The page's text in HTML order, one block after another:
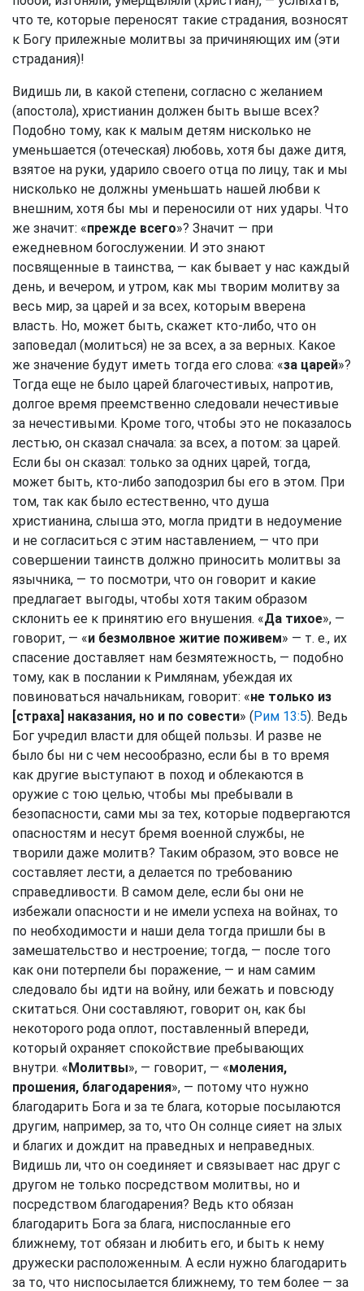
что те, которые переносят такие страдания, возносят
к Богу прилежные молитвы за причиняющих им (эти
страдания)!
Видишь ли, в какой степени, согласно с желанием
(апостола), христианин должен быть выше всех?
Подобно тому, как к малым детям нисколько не
уменьшается (отеческая) любовь, хотя бы даже дитя,
взятое на руки, ударило своего отца по лицу, так и мы
нисколько не должны уменьшать нашей любви к
внешним, хотя бы мы и переносили от них удары. Что
же значит: «прежде всего»? Значит — при
ежедневном богослужении. И это знают
посвященные в таинства, — как бывает у нас каждый
день, и вечером, и утром, как мы творим молитву за
весь мир, за царей и за всех, которым вверена
власть. Но, может быть, скажет кто-либо, что он
заповедал (молиться) не за всех, а за верных. Какое
же значение будут иметь тогда его слова: «за царей»?
Тогда еще не было царей благочестивых, напротив,
долгое время преемственно следовали нечестивые
за нечестивыми. Кроме того, чтобы это не показалось
лестью, он сказал сначала: за всех, а потом: за царей.
Если бы он сказал: только за одних царей, тогда,
может быть, кто-либо заподозрил бы его в этом. При
том, так как было естественно, что душа
христианина, слыша это, могла придти в недоумение
и не согласиться с этим наставлением, — что при
совершении таинств должно приносить молитвы за
язычника, — то посмотри, что он говорит и какие
предлагает выгоды, чтобы хотя таким образом
склонить ее к принятию его внушения. «Да тихое», —
говорит, — «и безмолвное житие поживем» — т. е., их
спасение доставляет нам безмятежность, — подобно
тому, как в послании к Римлянам, убеждая их
повиноваться начальникам, говорит: «не только из
[страха] наказания, но и по совести» (Рим 13:5). Ведь
Бог учредил власти для общей пользы. И разве не
было бы ни с чем несообразно, если бы в то время
как другие выступают в поход и облекаются в
оружие с тою целью, чтобы мы пребывали в
безопасности, сами мы за тех, которые подвергаются
опасностям и несут бремя военной службы, не
творили даже молитв? Таким образом, это вовсе не
составляет лести, а делается по требованию
справедливости. В самом деле, если бы они не
избежали опасности и не имели успеха на войнах, то
по необходимости и наши дела тогда пришли бы в
замешательство и нестроение; тогда, — после того
как они потерпели бы поражение, — и нам самим
следовало бы идти на войну, или бежать и повсюду
скитаться. Они составляют, говорит он, как бы
некоторого рода оплот, поставленный впереди,
который охраняет спокойствие пребывающих
внутри. «Молитвы», — говорит, — «моления,
прошения, благодарения», — потому что нужно
благодарить Бога и за те блага, которые посылаются
другим, например, за то, что Он солнце сияет на злых
и благих и дождит на праведных и неправедных.
Видишь ли, что он соединяет и связывает нас друг с
другом не только посредством молитвы, но и
посредством благодарения? Ведь кто обязан
благодарить Бога за блага, ниспосланные его
ближнему, тот обязан и любить его, и быть к нему
дружески расположенным. А если нужно благодарить
за то, что ниспосылается ближнему, то тем более — за